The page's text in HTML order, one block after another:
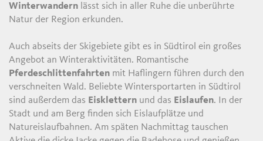
Winterwandern lässt sich in aller Ruhe die unberührte
Natur der Region erkunden.
Auch abseits der Skigebiete gibt es in Südtirol ein großes
Angebot an Winteraktivitäten. Romantische
Pferdeschlittenfahrten mit Haflingern führen durch den
verschneiten Wald. Beliebte Wintersportarten in Südtirol
sind außerdem das Eisklettern und das Eislaufen. In der
Stadt und am Berg finden sich Eislaufplätze und
Natureislaufbahnen. Am späten Nachmittag tauschen